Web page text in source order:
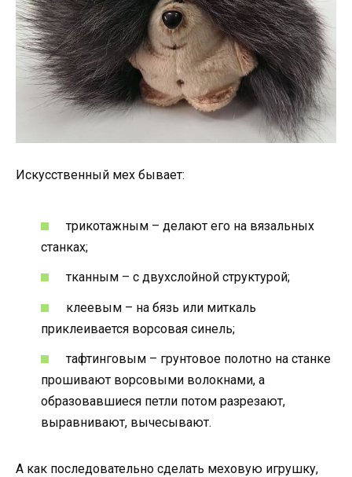
Искусственный мех бывает:
трикотажным – делают его на вязальных
станках;
тканным – с двухслойной структурой;
клеевым – на бязь или миткаль
приклеивается ворсовая синель;
тафтинговым – грунтовое полотно на станке
прошивают ворсовыми волокнами, а
образовавшиеся петли потом разрезают,
выравнивают, вычесывают.
А как последовательно сделать меховую игрушку,